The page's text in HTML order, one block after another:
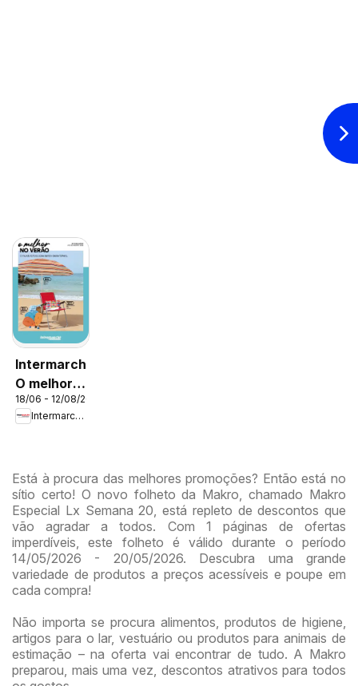
Intermarché
O melhor
no verão
18/06 - 12/08/2026
Intermarché
Está à procura das melhores promoções? Então está no
sítio certo! O novo folheto da Makro, chamado Makro
Especial Lx Semana 20, está repleto de descontos que
vão agradar a todos. Com 1 páginas de ofertas
imperdíveis, este folheto é válido durante o período
14/05/2026 - 20/05/2026. Descubra uma grande
variedade de produtos a preços acessíveis e poupe em
cada compra!
Não importa se procura alimentos, produtos de higiene,
artigos para o lar, vestuário ou produtos para animais de
estimação – na oferta vai encontrar de tudo. A Makro
preparou, mais uma vez, descontos atrativos para todos